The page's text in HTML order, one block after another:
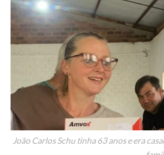
João Carlos Schu tinha 63 anos e era